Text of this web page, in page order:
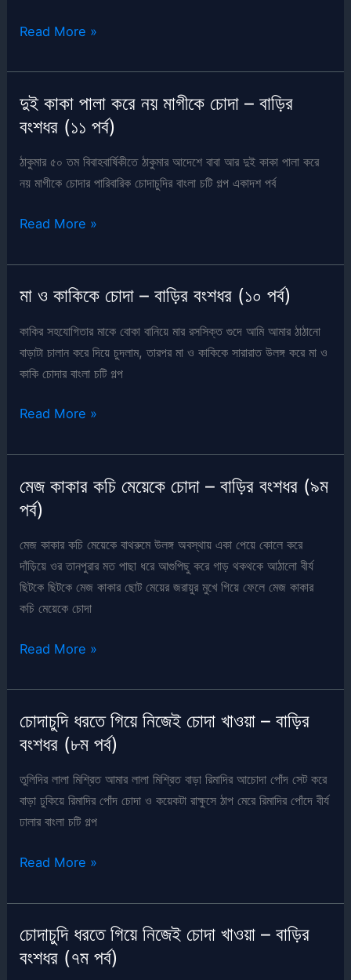
তনুজা
সবাই
মিলে
চোদা
–
বাড়ির
বংশধর
পর্ব)
Read More »
দুই কাকা পালা করে নয় মাগীকে চোদা – বাড়ির
বংশধর (১১ পর্ব)
ঠাকুমার ৫০ তম বিবাহবার্ষিকীতে ঠাকুমার আদেশে বাবা আর দুই কাকা পালা করে
নয় মাগীকে চোদার পারিবারিক চোদাচুদির বাংলা চটি গল্প একাদশ পর্ব
দুই
পালা
করে
মাগীকে
চোদা
–
বংশধর
পর্ব)
Read More »
মা ও কাকিকে চোদা – বাড়ির বংশধর (১০ পর্ব)
কাকির সহযোগিতার মাকে বোকা বানিয়ে মার রসসিক্ত গুদে আমি আমার ঠাঠানো
বাড়াটা চালান করে দিয়ে চুদলাম, তারপর মা ও কাকিকে সারারাত উলঙ্গ করে মা ও
কাকি চোদার বাংলা চটি গল্প
মা
কাকিকে
–
বাড়ির
বংশধর
(১০
পর্ব)
Read More »
মেজ কাকার কচি মেয়েকে চোদা – বাড়ির বংশধর (৯ম
পর্ব)
মেজ কাকার কচি মেয়েকে বাথরুমে উলঙ্গ অবস্থায় একা পেয়ে কোলে করে
দাঁড়িয়ে ওর তানপুরার মত পাছা ধরে আগুপিছু করে গাড় থকথকে আঠালো বীর্য
ছিটকে ছিটকে মেজ কাকার ছোট মেয়ের জরায়ুর মুখে গিয়ে ফেলে মেজ কাকার
কচি মেয়েকে চোদা
মেজ
কচি
মেয়েকে
চোদা
–
বাড়ির
বংশধর
(৯ম
Read More »
চোদাচুদি ধরতে গিয়ে নিজেই চোদা খাওয়া – বাড়ির
বংশধর (৮ম পর্ব)
তুলিদির লালা মিশ্রিত আমার লালা মিশ্রিত বাড়া রিমাদির আচোদা পোঁদ সেট করে
বাড়া ঢুকিয়ে রিমাদির পোঁদ চোদা ও কয়েকটা রাক্ষুসে ঠাপ মেরে রিমাদির পোঁদে বীর্য
ঢালার বাংলা চটি গল্প
চোদাচুদি
গিয়ে
নিজেই
খাওয়া
Read More »
চোদাচুদি ধরতে গিয়ে নিজেই চোদা খাওয়া – বাড়ির
বংশধর (৭ম পর্ব)